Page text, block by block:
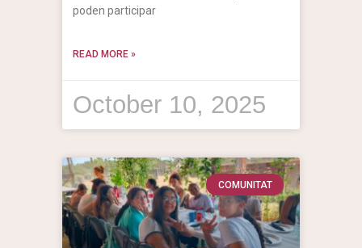
poden participar
READ MORE »
October 10, 2025
COMUNITAT